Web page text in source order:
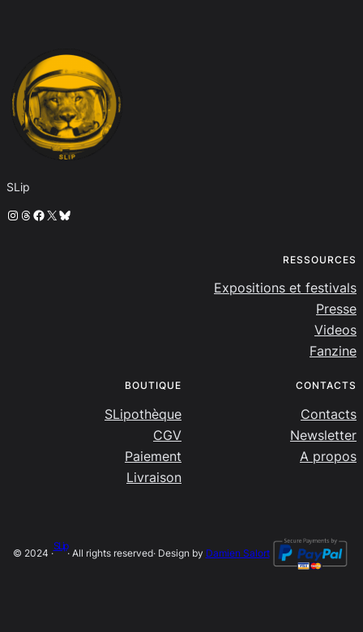
SLip
Instagram
Threads
Facebook
X Bluesky
RESSOURCES
Expositions et festivals
Presse
Videos
Fanzine
BOUTIQUE
SLipothèque
CGV
Paiement
Livraison
CONTACTS
Contacts
Newsletter
A propos
© 2024 ·
SLip
· All rights reserved· Design by Damien Salort